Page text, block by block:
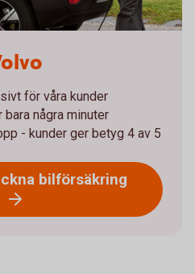
för våra kunder
några minuter
- kunder ger betyg 4 av 5
bilförsäkring